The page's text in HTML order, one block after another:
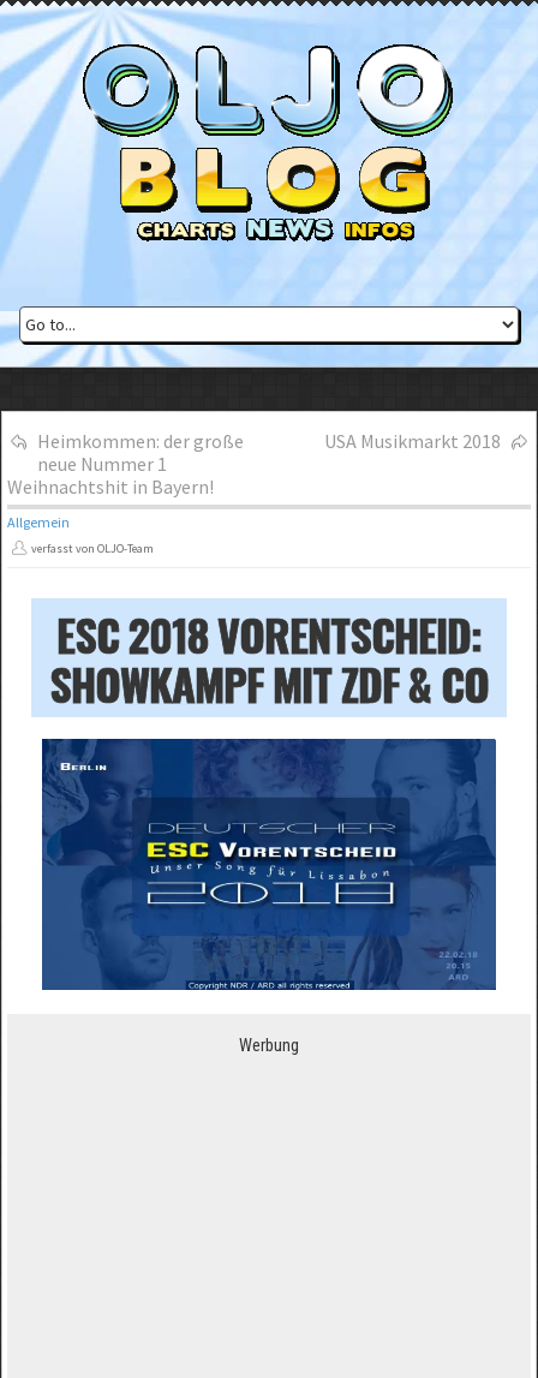
Heimkommen: der große
neue Nummer 1
Weihnachtshit in Bayern!
USA Musikmarkt 2018
Allgemein
verfasst von OLJO-Team
ESC 2018 VORENTSCHEID:
SHOWKAMPF MIT ZDF & CO
Werbung